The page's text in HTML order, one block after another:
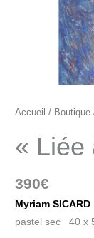
Accueil / Boutique
« Liée
390€
Myriam SICARD
pastel sec 40 x